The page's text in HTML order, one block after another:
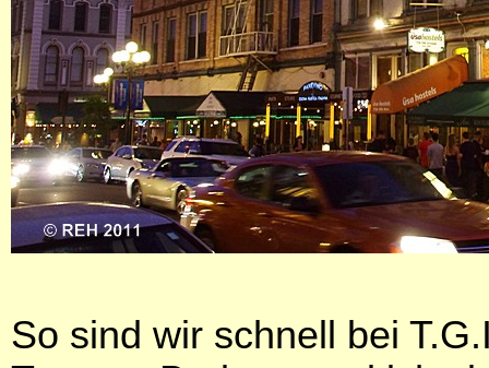
So sind wir schnell bei